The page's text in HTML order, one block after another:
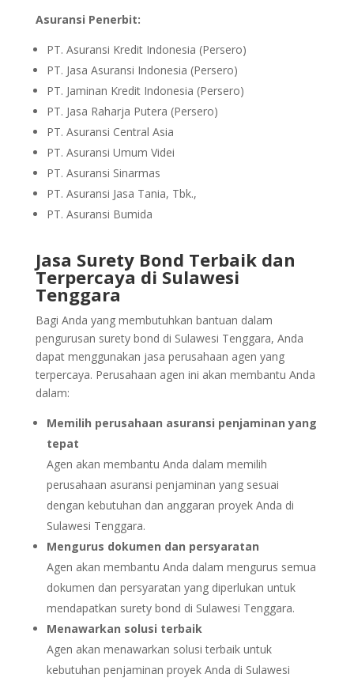
Asuransi Penerbit:
PT. Asuransi Kredit Indonesia (Persero)
PT. Jasa Asuransi Indonesia (Persero)
PT. Jaminan Kredit Indonesia (Persero)
PT. Jasa Raharja Putera (Persero)
PT. Asuransi Central Asia
PT. Asuransi Umum Videi
PT. Asuransi Sinarmas
PT. Asuransi Jasa Tania, Tbk.,
PT. Asuransi Bumida
Jasa Surety Bond Terbaik dan
Terpercaya di Sulawesi
Tenggara
Bagi Anda yang membutuhkan bantuan dalam
pengurusan surety bond di Sulawesi Tenggara, Anda
dapat menggunakan jasa perusahaan agen yang
terpercaya. Perusahaan agen ini akan membantu Anda
dalam:
Memilih perusahaan asuransi penjaminan yang
tepat
Agen akan membantu Anda dalam memilih
perusahaan asuransi penjaminan yang sesuai
dengan kebutuhan dan anggaran proyek Anda di
Sulawesi Tenggara.
Mengurus dokumen dan persyaratan
Agen akan membantu Anda dalam mengurus semua
dokumen dan persyaratan yang diperlukan untuk
mendapatkan surety bond di Sulawesi Tenggara.
Menawarkan solusi terbaik
Agen akan menawarkan solusi terbaik untuk
kebutuhan penjaminan proyek Anda di Sulawesi